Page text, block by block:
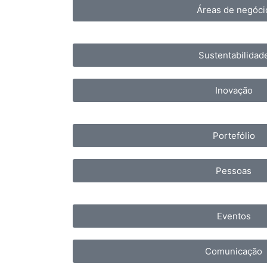
Áreas de
Inovação
Portefólio
Pessoas
Eventos
Comunicação